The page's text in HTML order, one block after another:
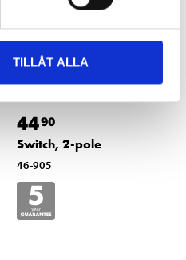
TILLÅT ALLA
4490
Switch, 2-pole
46-905